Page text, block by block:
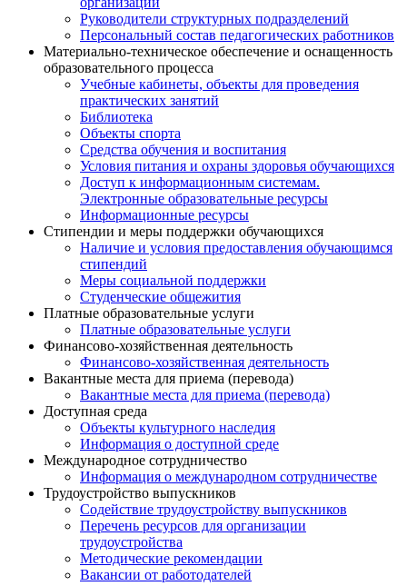
Руководители структурных подразделений
Персональный состав педагогических работников
Материально-техническое обеспечение и оснащенность
образовательного процесса
Учебные кабинеты, объекты для проведения
практических занятий
Библиотека
Объекты спорта
Средства обучения и воспитания
Условия питания и охраны здоровья обучающихся
Доступ к информационным системам.
Электронные образовательные ресурсы
Информационные ресурсы
Стипендии и меры поддержки обучающихся
Наличие и условия предоставления обучающимся
стипендий
Меры социальной поддержки
Студенческие общежития
Платные образовательные услуги
Платные образовательные услуги
Финансово-хозяйственная деятельность
Финансово-хозяйственная деятельность
Вакантные места для приема (перевода)
Вакантные места для приема (перевода)
Доступная среда
Объекты культурного наследия
Информация о доступной среде
Международное сотрудничество
Информация о международном сотрудничестве
Трудоустройство выпускников
Содействие трудоустройству выпускников
Перечень ресурсов для организации
трудоустройства
Методические рекомендации
Вакансии от работодателей